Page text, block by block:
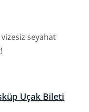
seyahat
Uçak Bileti